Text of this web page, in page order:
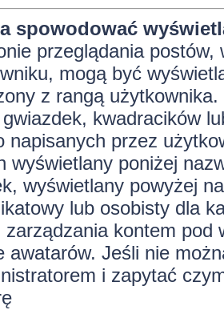
spowodować
przeglądania
mogą być
z rangą
kwadracików
napisanych przez
wyświetlany poniżej
wyświetlany powyżej
lub osobisty dla
zarządzania kontem pod
awatarów. Jeśli nie
i zapytać